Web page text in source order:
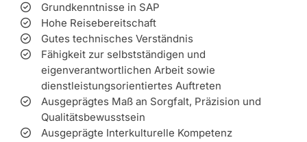
Grundkenntnisse in SAP
Hohe Reisebereitschaft
Gutes technisches Verständnis
Fähigkeit zur selbstständigen und
eigenverantwortlichen Arbeit sowie
dienstleistungsorientiertes Auftreten
Ausgeprägtes Maß an Sorgfalt, Präzision und
Qualitätsbewusstsein
Ausgeprägte Interkulturelle Kompetenz